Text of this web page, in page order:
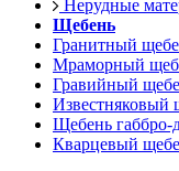
Нерудные
Щебень
Гранитный
Мраморный
Гравийный
Известняковый
Щебень габбро-
Кварцевый